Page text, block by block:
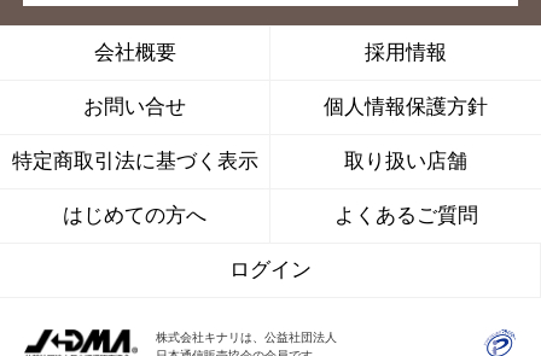
会社概要 採用情報
お問い合せ 個人情報保護方針
特定商取引法に基づく表示 取り扱い店舗
はじめての方へ よくあるご質問
ログイン
株式会社キナリは、公益社団法人